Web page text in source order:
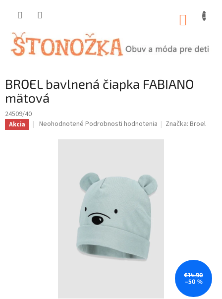
BROEL bavlnená čiapka FABIANO
mätová
24509/40
Akcia
Priemerné
produktu
Neohodnotené Podrobnosti hodnotenia Značka:Broel
€14,90
–50 %